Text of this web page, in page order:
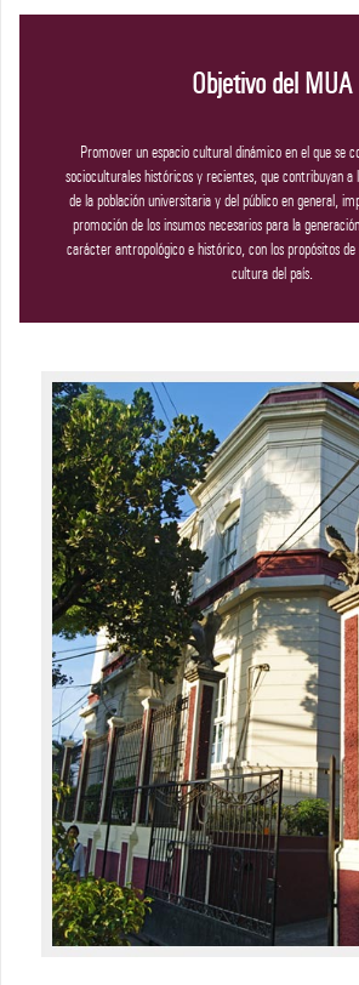
Objetivo del MUA
Promover un espacio cultural dinámico en el que se
socioculturales históricos y recientes, que contribuyan a
de la población universitaria y del público en general,
promoción de los insumos necesarios para la
carácter antropológico e histórico, con los propósitos
cultura del país.